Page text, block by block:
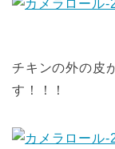
チキンの外の皮
す！！！